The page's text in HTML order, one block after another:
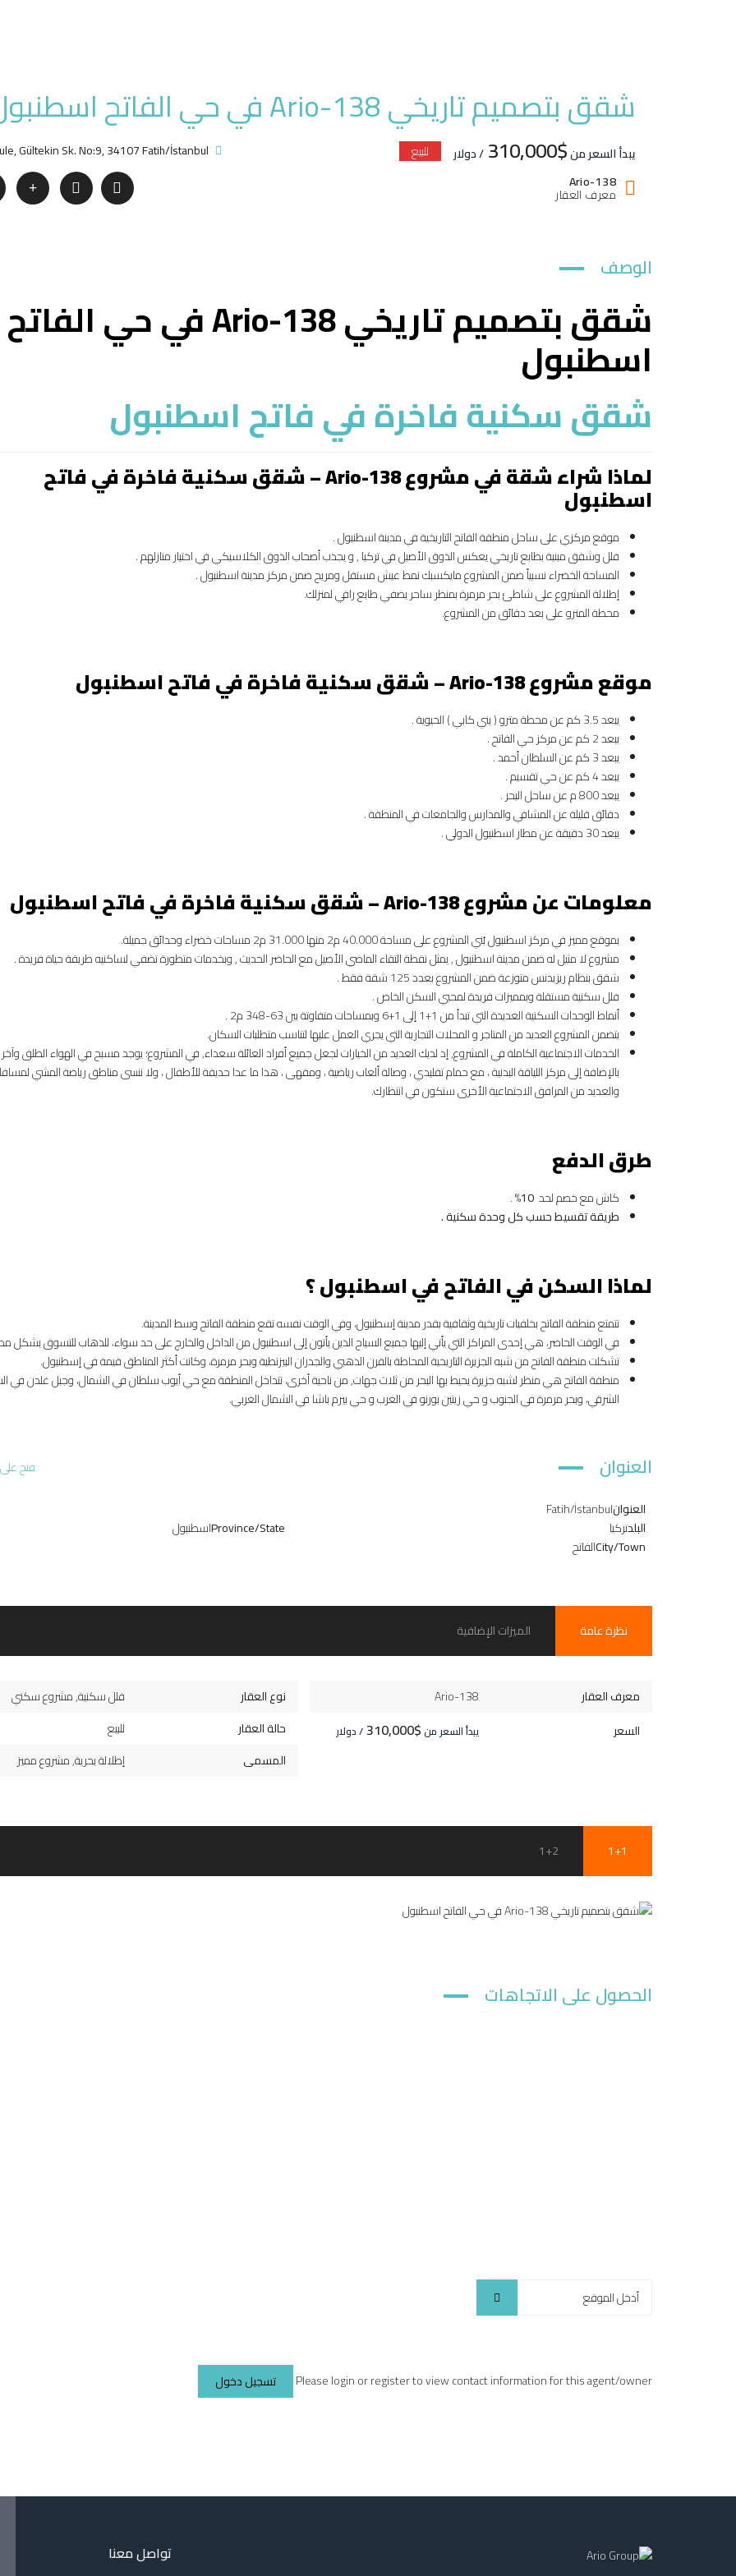
شقق بتصميم تاريخي Ario-138 في حي الفاتح اسطنبول
يبدأ السعر من$310,000 / دولار للبيع
Gültekin Sk. No:9, 34107 Fatih/İstanbul
Ario-138
معرف العقار
الوصف
شقق بتصميم تاريخي Ario-138 في حي الفاتح
اسطنبول
شقق سكنية فاخرة في فاتح اسطنبول
لماذا شراء شقة في مشروع Ario-138 – شقق سكنية فاخرة في فاتح
اسطنبول
موقع مركزي على ساحل منطقة الفاتح التاريخية في مدينة اسطنبول .
فلل وشقق مبنية بطابع تاريخي يعكس الذوق الأصيل في تركيا , و يجذب أصحاب الذوق الكلاسيكي في اختيار منازلهم .
المساحة الخضراء نسبياً ضمن المشروع مايكسبك نمط عيش مستقل ومريح ضمن مركز مدينة اسطنبول .
إطلالة المشروع على شاطئ بحر مرمرة بمنظر ساحر يضفي طابع راقي لمنزلك.
محطة المترو على بعد دقائق من المشروع.
موقع مشروعArio-138 – شقق سكنية فاخرة في فاتح اسطنبول
يبعد 3.5 كم عن محطة مترو ( يني كابي ) الحيوية .
يبعد 2 كم عن مركز حي الفاتح .
يبعد 3 كم عن السلطان أحمد .
يبعد 4 كم عن حي تقسيم .
يبعد 800 م عن ساحل البحر .
دقائق قليلة عن المشافي والمدارس والجامعات في المنطقة .
يبعد 30 دقيقة عن مطار اسطنبول الدولي .
معلومات عن مشروعArio-138 – شقق سكنية فاخرة في فاتح اسطنبول
بموقع مميز في مركز اسطنبول بُني المشروع على مساحة 40.000 م2 منها 31.000 م2 مساحات خضراء وحدائق جميلة.
مشروع لا مثيل له ضمن مدينة اسطنبول , يمثل نقطة التقاء الماضي الأصيل مع الحاضر الحديث , وبخدمات متطورة تضفي لساكنيه طريقة حياة فريدة .
شقق بنظام ريزيدنس متوزعة ضمن المشروع بعدد 125 شقة فقط .
فلل سكنية مستقلة وبمميزات فريدة لمحبي السكن الخاص .
أنماط الوحدات السكنية العديدة التي تبدأ من 1+1 إلى 1+6 وبمساحات متفاوتة بين 63-348 م2 .
يتضمن المشروع العديد من المتاجر و المحلات التجارية التي يجري العمل عليها لتناسب متطلبات السكان.
الخدمات الاجتماعية الكاملة في المشروع, إذ لديك العديد من الخيارات لجعل جميع أفراد العائلة سعداء, في المشروع؛ يوجد مسبح في الهواء الطلق
بالإضافة إلى مركز اللياقة البدنية ، مع حمام تقليدي ، وصالة ألعاب رياضية ، ومقهى ، هذا ما عدا حديقة للأطفال ، ولا ننسى مناطق رياضة المشي
والعديد من المرافق الاجتماعية الأخرى ستكون في انتظارك.
طرق الدفع
كاش مع خصم لحد
% .
طريقة تقسيط حسب كل وحدة سكنية .
لماذا السكن في الفاتح في اسطنبول ؟
تتمتع منطقة الفاتح بخلفيات تاريخية وثقافية بقدر مدينة إسطنبول، وفي الوقت نفسه تقع منطقة الفاتح وسط المدينة.
في الوقت الحاضر، هي إحدى المراكز التي يأتي إليها جميع السياح الذين يأتون إلى اسطنبول من الداخل والخارج على حد سواء، للذهاب للتسوق بشكل
تشكلت منطقة الفاتح من شبه الجزيرة التاريخية المحاطة بالقرن الذهبي والجدران البيزنطية وبحر مرمرة، وكانت أكثر المناطق قيمة في إسطنبول.
منطقة الفاتح هي منظر لشبه جزيرة يحيط بها البحر من ثلاث جهات, من ناحية أخرى، تتداخل المنطقة مع حي أيوب سلطان في الشمال، وجبل غلدن في
الشرقي، وبحر مرمرة في الجنوب و حي زيتين بورنو في الغرب و حي بيرم باشا في الشمال الغربي.
العنوان
العنوانFatih/İstanbul
البلدتركيا Province/Stateاسطنبول
City/Townالفاتح
فتح
نظرة عامة الميزات الإضافية
معرف العقار
Ario-138
السعر
يبدأ السعر من $310,000 / دولار
نوع العقار فلل سكنية,مشروع سكني
حالة العقار
للبيع
المسمى
إطلالة بحرية,مشروع مميز
1+1
1+2
الحصول على الاتجاهات
Please login or register to view contact information for this agent/owner تسجيل دخول
تواصل معنا